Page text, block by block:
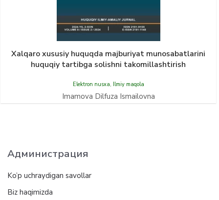
Xalqaro xususiy huquqda majburiyat munosabatlarini
huquqiy tartibga solishni takomillashtirish
Elektron nusxa, Ilmiy maqola
Imamova Dilfuza Ismailovna
Администрация
Ko’p uchraydigan savollar
Biz haqimizda